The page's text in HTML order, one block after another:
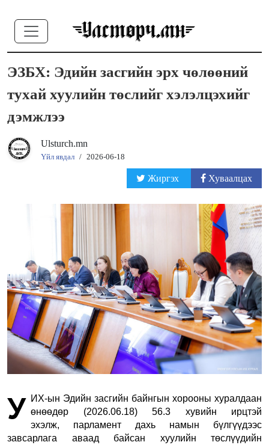
ЭЗБХ: Эдийн засгийн эрх чөлөөний
тухай хуулийн төслийг хэлэлцэхийг
дэмжлээ
Ulsturch.mn
Үйл явдал / 2026-06-18
Жиргэх Хуваалцах
У ИХ-ын Эдийн засгийн байнгын хорооны хуралдаан
өнөөдөр (2026.06.18) 56.3 хувийн ирцтэй
эхэлж, парламент дахь намын бүлгүүдээс
завсарлага аваад байсан хуулийн төслүүдийн